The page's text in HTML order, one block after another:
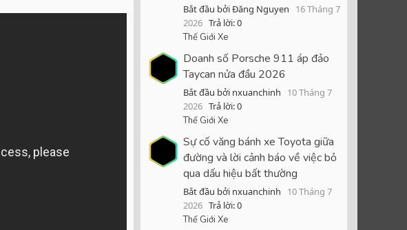
Bắt đầu bởi Đăng Nguyen
16 Tháng 7
2026 Trả lời: 0
Thế Giới Xe
Doanh số Porsche 911 áp đảo
Taycan nửa đầu 2026
Bắt đầu bởi nxuanchinh
10 Tháng 7
2026 Trả lời: 0
Thế Giới Xe
Sự cố văng bánh xe Toyota giữa
đường và lời cảnh báo về việc bỏ
qua dấu hiệu bất thường
Bắt đầu bởi nxuanchinh
10 Tháng 7
2026 Trả lời: 0
Thế Giới Xe